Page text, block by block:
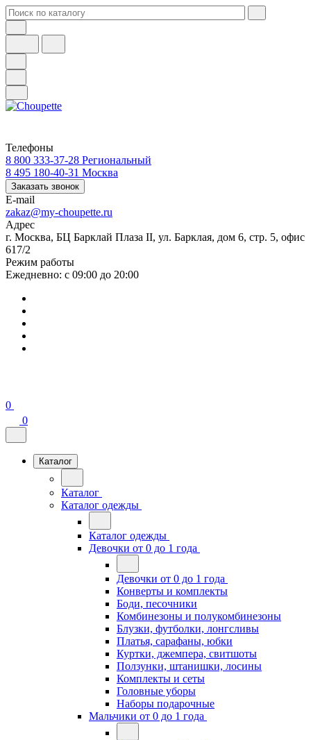
Телефоны
8 800 333-37-28 Региональный
8 495 180-40-31 Москва
Заказать звонок
E-mail
zakaz@my-choupette.ru
Адрес
г. Москва, БЦ Барклай Плаза II, ул. Барклая, дом 6, стр. 5, офис
617/2
Режим работы
Ежедневно: с 09:00 до 20:00
0
0
Каталог
Каталог
Каталог одежды
Каталог одежды
Девочки от 0 до 1 года
Девочки от 0 до 1 года
Конверты и комплекты
Боди, песочники
Комбинезоны и полукомбинезоны
Блузки, футболки, лонгсливы
Платья, сарафаны, юбки
Куртки, джемпера, свитшоты
Ползунки, штанишки, лосины
Комплекты и сеты
Головные уборы
Наборы подарочные
Мальчики от 0 до 1 года